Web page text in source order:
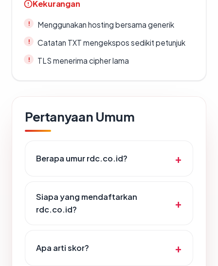
Kekurangan
Menggunakan hosting bersama generik
Catatan TXT mengekspos sedikit petunjuk
TLS menerima cipher lama
Pertanyaan Umum
Berapa umur rdc.co.id?
Siapa yang mendaftarkan
rdc.co.id?
Apa arti skor?